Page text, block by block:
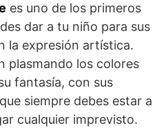
es uno de los primeros
dar a tu niño para sus
la expresión artística.
plasmando los colores
fantasía, con sus
siempre debes estar a
cualquier imprevisto.